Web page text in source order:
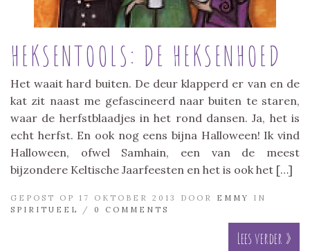
HEKSENTOOLS: DE HEKSENHOED
Het waait hard buiten. De deur klapperd er van en de
kat zit naast me gefascineerd naar buiten te staren,
waar de herfstblaadjes in het rond dansen. Ja, het is
echt herfst. En ook nog eens bijna Halloween! Ik vind
Halloween, ofwel Samhain, een van de meest
bijzondere Keltische Jaarfeesten en het is ook het […]
GEPOST OP 17 OKTOBER 2013 DOOR EMMY
IN
SPIRITUEEL
/ 0 COMMENTS
Lees verder »